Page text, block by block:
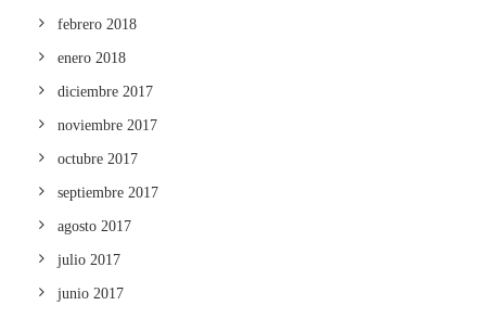
febrero 2018
enero 2018
diciembre 2017
noviembre 2017
octubre 2017
septiembre 2017
agosto 2017
julio 2017
junio 2017